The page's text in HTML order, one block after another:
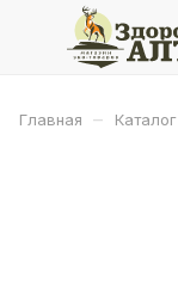
Главная – Каталог